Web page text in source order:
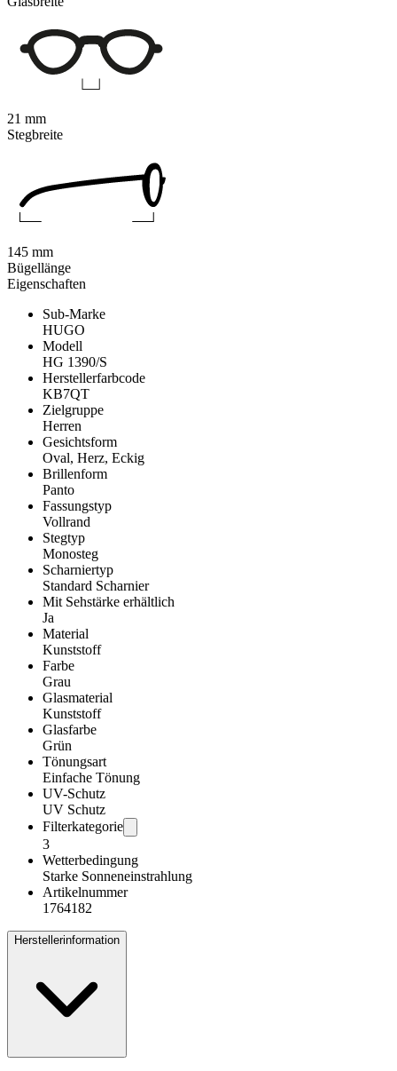
Eigenschaften
Sub-Marke
HUGO
Modell
HG 1390/S
Herstellerfarbcode
KB7QT
Zielgruppe
Herren
Gesichtsform
Oval, Herz, Eckig
Brillenform
Panto
Fassungstyp
Vollrand
Stegtyp
Monosteg
Scharniertyp
Standard Scharnier
Mit Sehstärke erhältlich
Ja
Material
Kunststoff
Farbe
Grau
Glasmaterial
Kunststoff
Glasfarbe
Grün
Tönungsart
Einfache Tönung
UV-Schutz
UV Schutz
Filterkategorie
3
Wetterbedingung
Starke Sonneneinstrahlung
Artikelnummer
1764182
Herstellerinformation
21 mm
Stegbreite
145 mm
Bügellänge